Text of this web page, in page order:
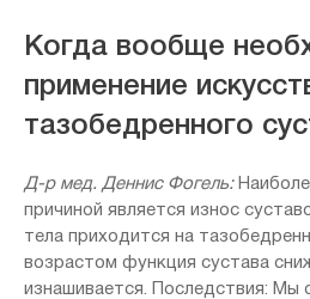
Когда вообще
применение
тазобедренного
Д-р мед. Деннис Фогель:
причиной является износ
тела приходится на
возрастом функция сустава
изнашивается. Последствия: Мы